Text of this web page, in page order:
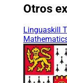
Otros
Linguaskill